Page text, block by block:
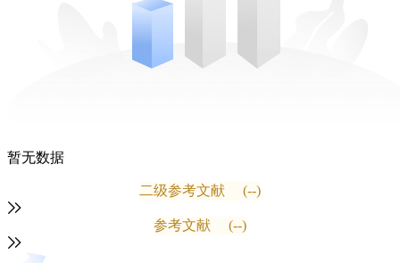
暂无数据
二级参考文献 (--)
参考文献 (--)